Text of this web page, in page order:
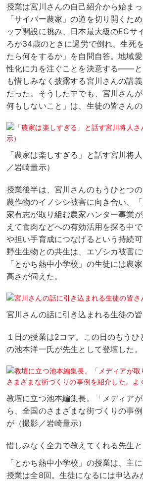
授業は宮川さんの自己紹介から始ま
「サイバー農家」の道を切り開くた
ップ開設に挑み、日本最大級のECサ
ろが34歳のときに過労で倒れ、生死
たら何をするか」を自問自答。地域
性化に力を注ぐことを決意する――
も惜しみなく披露する宮川さんの講
だった。そうした中でも、宮川さん
何もしないこと」は、生徒の皆さんの
「農家は楽しすぎる」と話す宮川将
／岩崎量示）
授業後半は、宮川さんのもうひとつ
農作物のイノシシ被害に向き合い、
家有志が取り組む農家ハンター事業
えて食肉などへの有効活用を探る中
や担い手育成につなげるという持続
野生生物との共生は、エゾシカ被害
「とかち熱中小学校」の生徒には農
高さが伺えた。
宮川さんの話に引き込まれる生徒の皆
１日の授業は2コマ。この日のもう
の池本洋一氏が先生として登壇した。
教壇に立つ池本編集長。「メディア
ら、全国のさまざまな街づくりの事
が（撮影／岩崎量示）
惜しみなく全力で教えてくれる先生
「とかち熱中小学校」の授業は、主
授業は全8回。生徒になるには申込み